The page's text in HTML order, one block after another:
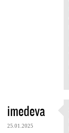
imedeva
25.01.2025